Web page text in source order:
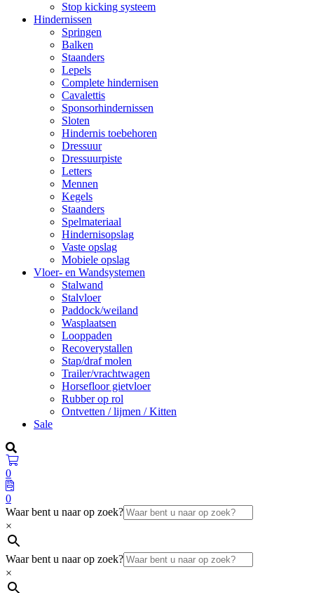
Stop kicking systeem
Hindernissen
Springen
Balken
Staanders
Lepels
Complete hindernisen
Cavalettis
Sponsorhindernissen
Sloten
Hindernis toebehoren
Dressuur
Dressuurpiste
Letters
Mennen
Kegels
Staanders
Spelmateriaal
Hindernisopslag
Vaste opslag
Mobiele opslag
Vloer- en Wandsystemen
Stalwand
Stalvloer
Paddock/weiland
Wasplaatsen
Looppaden
Recoverystallen
Stap/draf molen
Trailer/vrachtwagen
Horsefloor gietvloer
Rubber op rol
Ontvetten / lijmen / Kitten
Sale
0
0
Waar bent u naar op zoek?
×
Waar bent u naar op zoek?
×